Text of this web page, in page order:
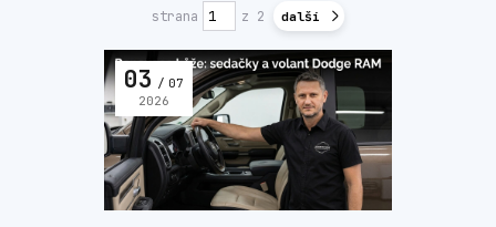
strana z 2 další
03
07
2026